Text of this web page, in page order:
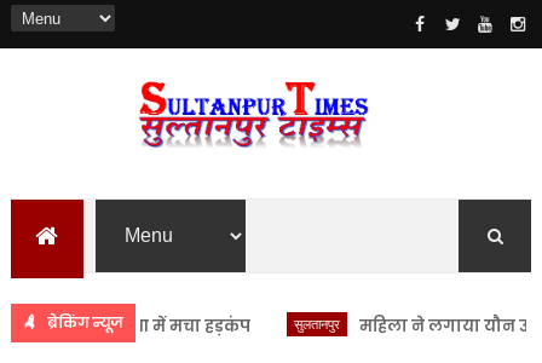
ब्रेकिंग न्यूज
लंभुआ में मचा हड़कंप सुलतानपुर महिला ने लगाया यौन उत्पीड़न